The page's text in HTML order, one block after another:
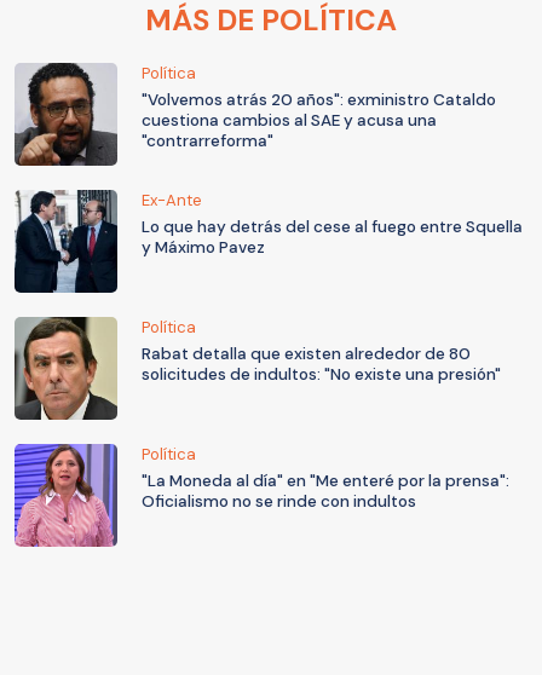
MÁS DE POLÍTICA
Política
"Volvemos atrás 20 años": exministro Cataldo
cuestiona cambios al SAE y acusa una
"contrarreforma"
Ex-Ante
Lo que hay detrás del cese al fuego entre Squella
y Máximo Pavez
Política
Rabat detalla que existen alrededor de 80
solicitudes de indultos: "No existe una presión"
Política
"La Moneda al día" en "Me enteré por la prensa":
Oficialismo no se rinde con indultos